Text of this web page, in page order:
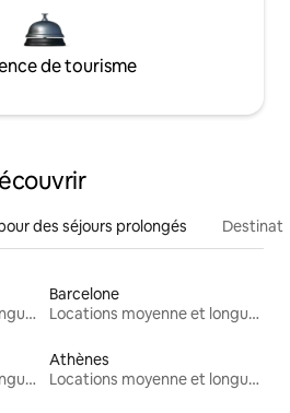
de tourisme
des séjours prolongés
Locations moyenne et longue durée
Barcelone
Locations moyenne et longue durée
Locations moyenne et longue durée
Athènes
Locations moyenne et longue durée